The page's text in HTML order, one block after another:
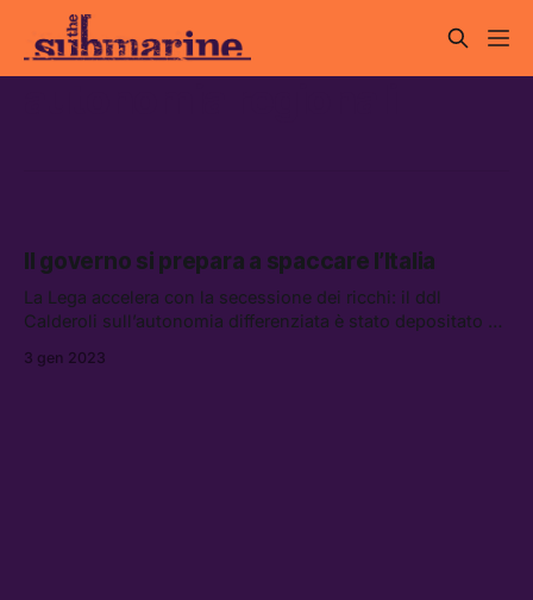
Il governo si prepara a spaccare l’Italia
La Lega accelera con la secessione dei ricchi: il ddl
Calderoli sull’autonomia differenziata è stato depositato a
Cdm
3 gen 2023